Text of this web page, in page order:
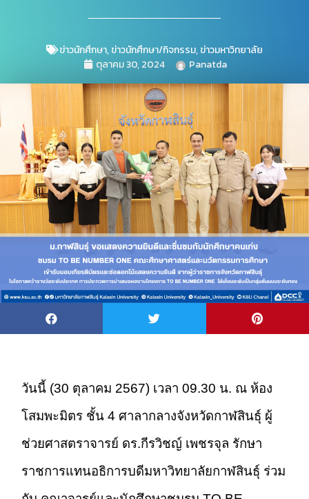
ข่าวนักศึกษา,ข่าวนักศึกษา/กิจกรรม,ข่าวมหาวิทยาลัย
ตุลาคม 30, 2024
Panatda
วันนี้ (30 ตุลาคม 2567) เวลา 09.30 น. ณ ห้อง
โสมพะมิตร ชั้น 4 ศาลากลางจังหวัดกาฬสินธุ์ ผู้
ช่วยศาสตราจารย์ ดร.กีรวิชญ์ เพชรจุล รักษา
ราชการแทนอธิการบดีมหาวิทยาลัยกาฬสินธุ์ ร่วม